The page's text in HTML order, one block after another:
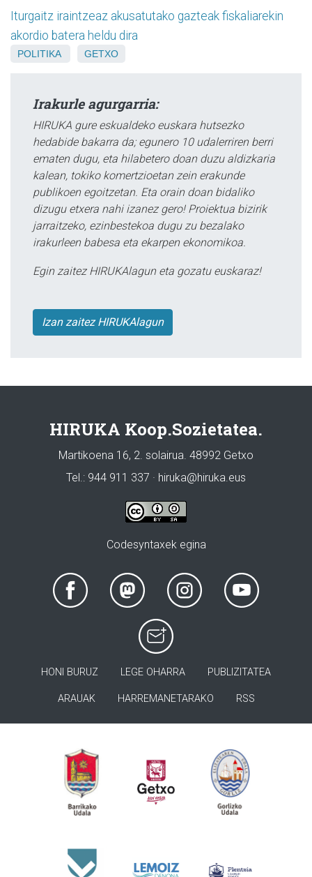
Iturgaitz iraintzeaz akusatutako gazteak fiskaliarekin
akordio batera heldu dira
POLITIKA GETXO
Irakurle agurgarria:
HIRUKA gure eskualdeko euskara hutsezko
hedabide bakarra da; egunero 10 udalerriren berri
ematen dugu, eta hilabetero doan duzu aldizkaria
kalean, tokiko komertzioetan zein erakunde
publikoen egoitzetan. Eta orain doan bidaliko
dizugu etxera nahi izanez gero! Proiektua bizirik
jarraitzeko, ezinbestekoa dugu zu bezalako
irakurleen babesa eta ekarpen ekonomikoa.
Egin zaitez HIRUKAlagun eta gozatu euskaraz!
Izan zaitez HIRUKAlagun
HIRUKA Koop.Sozietatea.
Martikoena 16, 2. solairua. 48992 Getxo
Tel.: 944 911 337 · hiruka@hiruka.eus
Codesyntaxek egina
HONI BURUZ LEGE OHARRA PUBLIZITATEA
ARAUAK HARREMANETARAKO RSS